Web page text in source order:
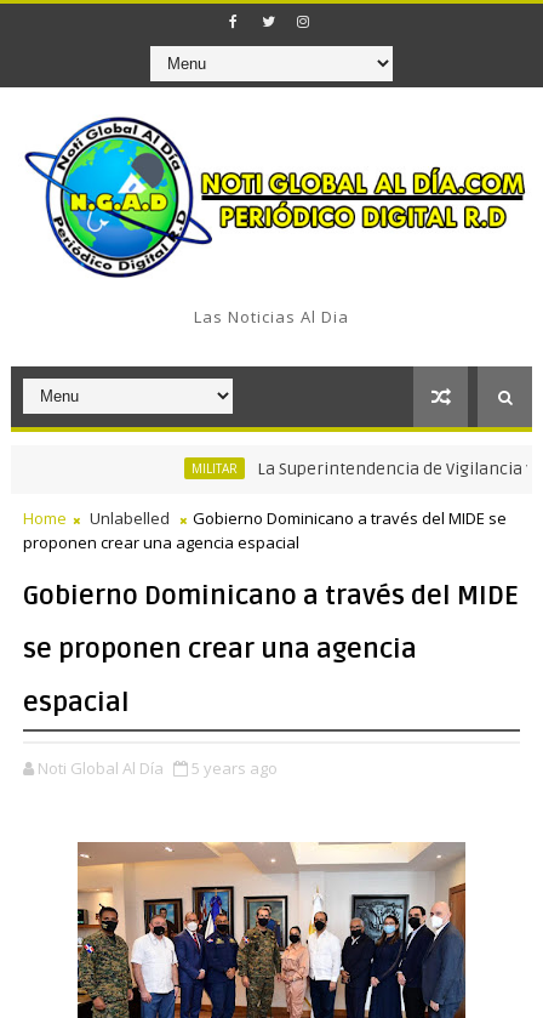
Las Noticias Al Dia
La Superintendencia de Vigilancia y
Home Unlabelled
Gobierno Dominicano a través del MIDE se
proponen crear una agencia espacial
Gobierno Dominicano a través del MIDE
se proponen crear una agencia
espacial
Noti Global Al Día 5 years ago